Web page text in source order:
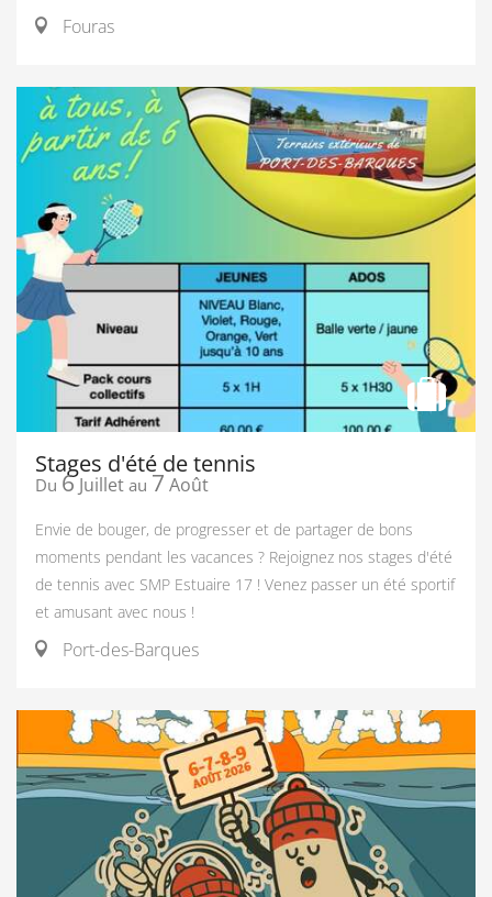
Fouras
Stages d'été de tennis
Du 6 Juillet au 7 Août
Envie de bouger, de progresser et de partager de bons
moments pendant les vacances ? Rejoignez nos stages d'été
de tennis avec SMP Estuaire 17 ! Venez passer un été sportif
et amusant avec nous !
Port-des-Barques